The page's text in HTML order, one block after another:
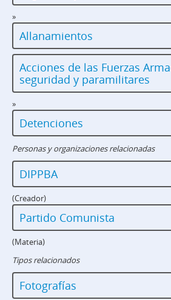
»
Allanamientos
Acciones de las Fuerzas
seguridad y paramilitares
»
Detenciones
Personas y organizaciones relacionadas
DIPPBA
(Creador)
Partido Comunista
(Materia)
Tipos relacionados
Fotografías